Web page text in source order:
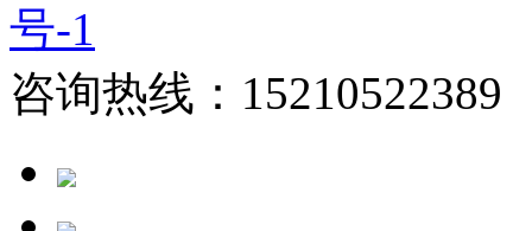
号-1
咨询热线：